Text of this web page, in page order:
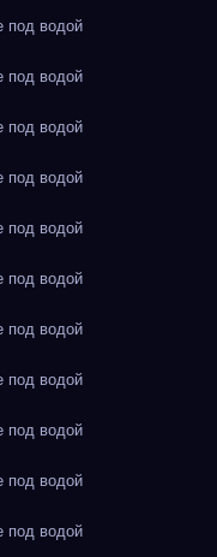
водой
водой
водой
водой
водой
водой
водой
водой
водой
водой
водой